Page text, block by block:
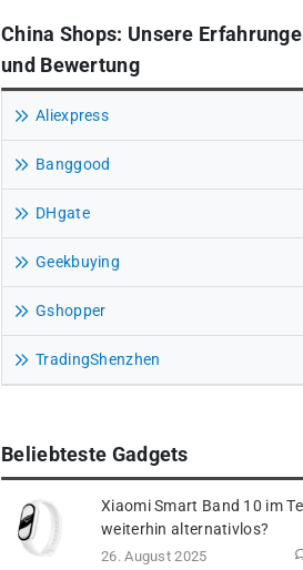
China Shops: Unsere
und Bewertung
Aliexpress
Banggood
DHgate
Geekbuying
Gshopper
TradingShenzhen
Beliebteste Gadgets
Xiaomi Smart Band 10 im
weiterhin alternativlos?
26. August 2025